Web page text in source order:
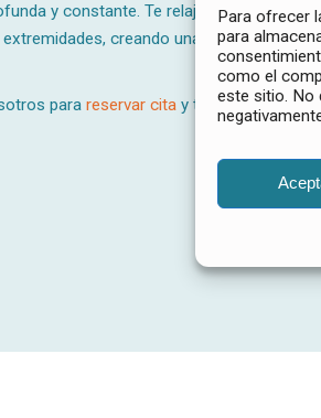
Para ofrecer
para
como el
este sitio. No
y constante. Te relajarás
creando una sensación muy
para reservar cita y te ayudamos.